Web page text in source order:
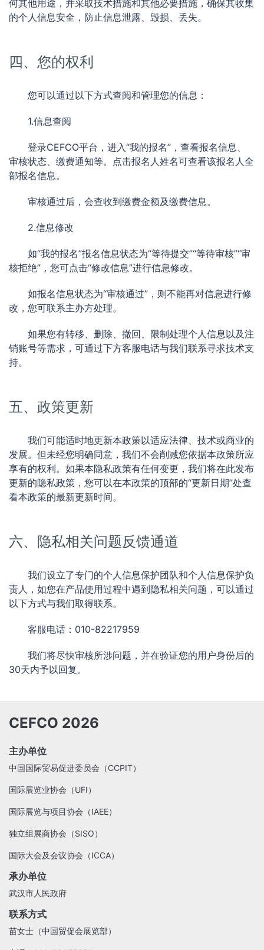
何其他用途，并采取技术措施和其他必要措施，确保其收集
的个人信息安全，防止信息泄露、毁损、丢失。
四、您的权利
您可以通过以下方式查阅和管理您的信息：
1.信息查阅
登录CEFCO平台，进入“我的报名”，查看报名信息、
审核状态、缴费通知等。点击报名人姓名可查看该报名人全
部报名信息。
审核通过后，会查收到缴费金额及缴费信息。
2.信息修改
如“我的报名”报名信息状态为“等待提交”“等待审核”“审
核拒绝”，您可点击“修改信息”进行信息修改。
如报名信息状态为“审核通过”，则不能再对信息进行修
改，您可联系主办方处理。
如果您有转移、删除、撤回、限制处理个人信息以及注
销账号等需求，可通过下方客服电话与我们联系寻求技术支
持。
五、政策更新
我们可能适时地更新本政策以适应法律、技术或商业的
发展。但未经您明确同意，我们不会削减您依据本政策所应
享有的权利。如果本隐私政策有任何变更，我们将在此发布
更新的隐私政策，您可以在本政策的顶部的“更新日期”处查
看本政策的最新更新时间。
六、隐私相关问题反馈通道
我们设立了专门的个人信息保护团队和个人信息保护负
责人，如您在产品使用过程中遇到隐私相关问题，可以通过
以下方式与我们取得联系。
客服电话：010-82217959
我们将尽快审核所涉问题，并在验证您的用户身份后的
30天内予以回复。
CEFCO 2026
主办单位
中国国际贸易促进委员会（CCPIT）
国际展览业协会（UFI）
国际展览与项目协会（IAEE）
独立组展商协会（SISO）
国际大会及会议协会（ICCA）
承办单位
武汉市人民政府
联系方式
苗女士（中国贸促会展览部）